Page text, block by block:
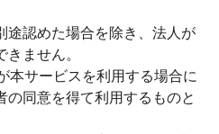
途認めた場合を除き、法人が
ません。
本サービスを利用する場合に
の同意を得て利用するものと